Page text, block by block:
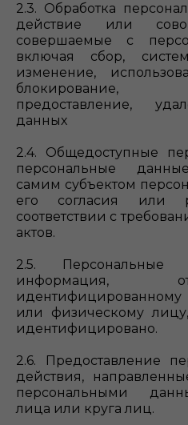
2.3. Обработка
действие или
совершаемые с
включая сбор,
изменение,
блокирование,
предоставление,
данных
2.4. Общедоступные
персональные
самим субъектом
его согласия или
соответствии с
актов.
2.5.
информация,
или физическому
идентифицировано.
2.6. Предоставление
действия,
персональными
лица или круга лиц.